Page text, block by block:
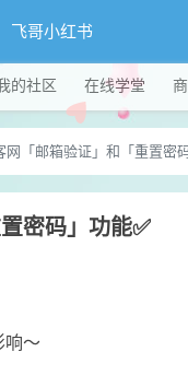
飞哥小红书
的社区 在线学堂
网「邮箱验证」和「重置密
密码」功能✅
响～